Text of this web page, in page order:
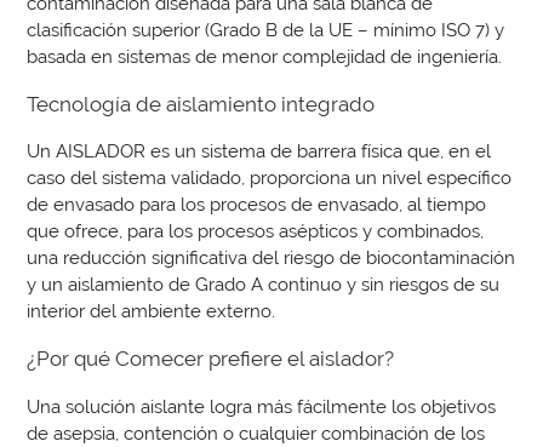
clasificación superior (Grado B de la UE – mínimo ISO 7) y
basada en sistemas de menor complejidad de ingeniería.
Tecnología de aislamiento integrado
Un AISLADOR es un sistema de barrera física que, en el
caso del sistema validado, proporciona un nivel específico
de envasado para los procesos de envasado, al tiempo
que ofrece, para los procesos asépticos y combinados,
una reducción significativa del riesgo de biocontaminación
y un aislamiento de Grado A continuo y sin riesgos de su
interior del ambiente externo.
¿Por qué Comecer prefiere el aislador?
Una solución aislante logra más fácilmente los objetivos
de asepsia, contención o cualquier combinación de los